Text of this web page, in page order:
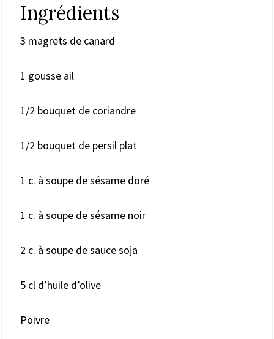
Ingrédients
3 magrets de canard
1 gousse ail
1/2 bouquet de coriandre
1/2 bouquet de persil plat
1 c. à soupe de sésame doré
1 c. à soupe de sésame noir
2 c. à soupe de sauce soja
5 cl d’huile d’olive
Poivre